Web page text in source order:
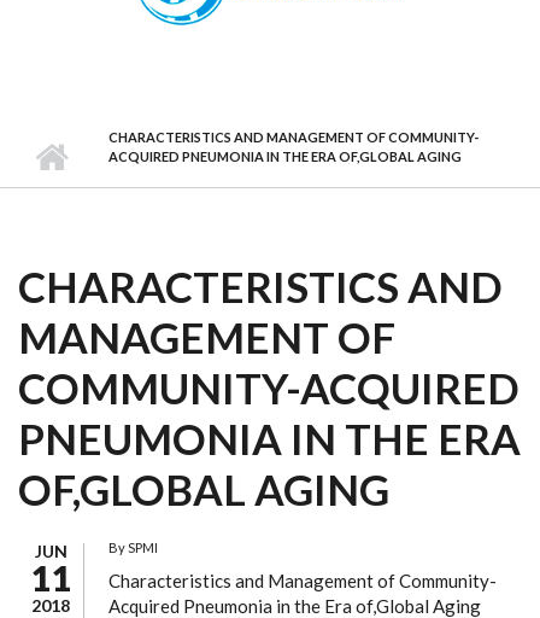
CHARACTERISTICS AND MANAGEMENT OF COMMUNITY-
ACQUIRED PNEUMONIA IN THE ERA OF,GLOBAL AGING
CHARACTERISTICS AND
MANAGEMENT OF
COMMUNITY-ACQUIRED
PNEUMONIA IN THE ERA
OF,GLOBAL AGING
JUN
11
2018
BySPMI
Characteristics and Management of Community-
Acquired Pneumonia in the Era of,Global Aging